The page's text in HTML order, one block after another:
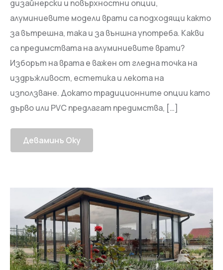
дизайнерски и повърхностни опции,
алуминиевите модели врати са подходящи както
за вътрешна, така и за външна употреба. Какви
са предимствата на алуминиевите врати?
Изборът на врата е важен от гледна точка на
издръжливост, естетика и лекота на
използване. Докато традиционните опции като
дърво или PVC предлагат предимства, […]
Деваминъ Оку